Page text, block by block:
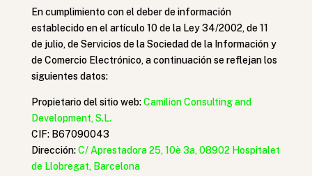
En cumplimiento con el deber de información
establecido en el artículo 10 de la Ley 34/2002, de 11
de julio, de Servicios de la Sociedad de la Información y
de Comercio Electrónico, a continuación se reflejan los
siguientes datos:
Propietario del sitio web:Camilion Consulting and
Development, S.L.
CIF: B67090043
Dirección:C/ Aprestadora 25, 10è 3a, 08902 Hospitalet
de Llobregat, Barcelona